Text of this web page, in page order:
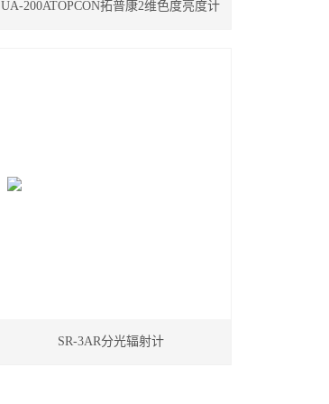
UA-200ATOPCON拓普康2维色度亮度计
SR-3AR分光辐射计